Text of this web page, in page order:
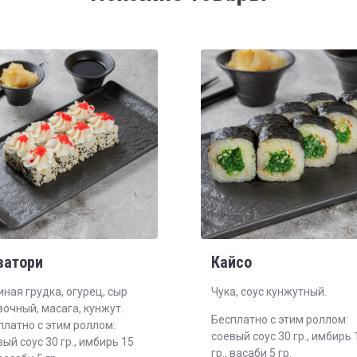
грудка, огурец, сыр
масага, кунжут.
с этим роллом:
соус 30 гр., имбирь 15
Кайсо
Чука, соус кунжутный.
Бесплатно с этим роллом:
соевый соус 30 гр., имбирь
гр., васаби 5 гр.